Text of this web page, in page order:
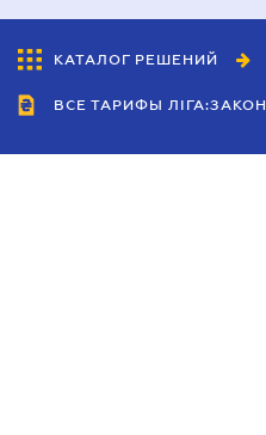
КАТАЛОГ РЕШЕНИЙ
ВСЕ ТАРИФЫ ЛІГА:ЗАКОН